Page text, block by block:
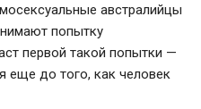
австралийцы
попытку
первой такой попытки —
еще до того, как человек